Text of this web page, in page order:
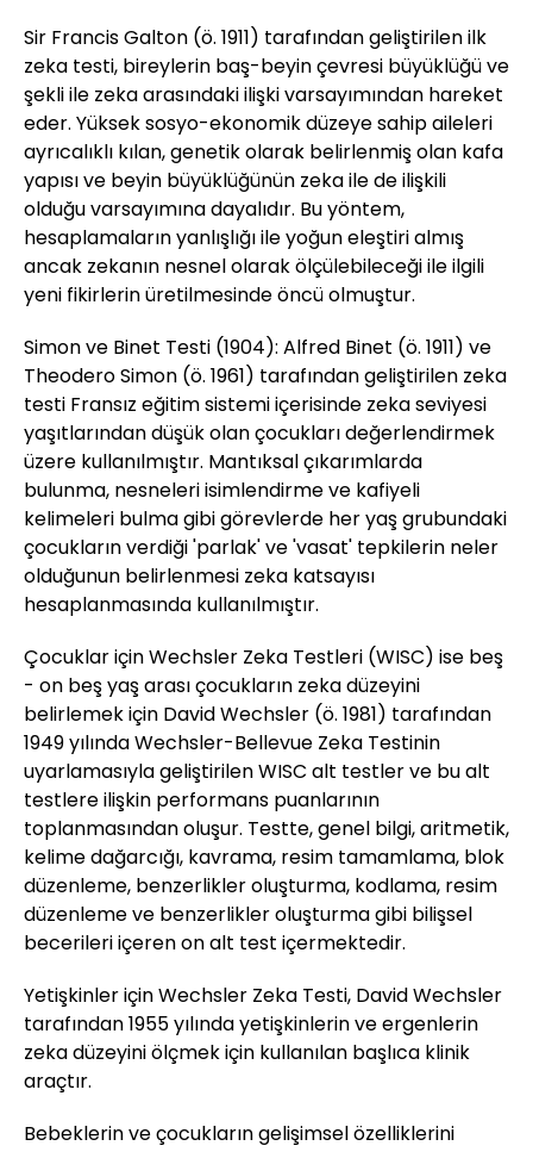
Sir Francis Galton (ö. 1911) tarafından geliştirilen ilk
zeka testi, bireylerin baş-beyin çevresi büyüklüğü ve
şekli ile zeka arasındaki ilişki varsayımından hareket
eder. Yüksek sosyo-ekonomik düzeye sahip aileleri
ayrıcalıklı kılan, genetik olarak belirlenmiş olan kafa
yapısı ve beyin büyüklüğünün zeka ile de ilişkili
olduğu varsayımına dayalıdır. Bu yöntem,
hesaplamaların yanlışlığı ile yoğun eleştiri almış
ancak zekanın nesnel olarak ölçülebileceği ile ilgili
yeni fikirlerin üretilmesinde öncü olmuştur.
Simon ve Binet Testi (1904): Alfred Binet (ö. 1911) ve
Theodero Simon (ö. 1961) tarafından geliştirilen zeka
testi Fransız eğitim sistemi içerisinde zeka seviyesi
yaşıtlarından düşük olan çocukları değerlendirmek
üzere kullanılmıştır. Mantıksal çıkarımlarda
bulunma, nesneleri isimlendirme ve kafiyeli
kelimeleri bulma gibi görevlerde her yaş grubundaki
çocukların verdiği 'parlak' ve 'vasat' tepkilerin neler
olduğunun belirlenmesi zeka katsayısı
hesaplanmasında kullanılmıştır.
Çocuklar için Wechsler Zeka Testleri (WISC) ise beş
- on beş yaş arası çocukların zeka düzeyini
belirlemek için David Wechsler (ö. 1981) tarafından
1949 yılında Wechsler-Bellevue Zeka Testinin
uyarlamasıyla geliştirilen WISC alt testler ve bu alt
testlere ilişkin performans puanlarının
toplanmasından oluşur. Testte, genel bilgi, aritmetik,
kelime dağarcığı, kavrama, resim tamamlama, blok
düzenleme, benzerlikler oluşturma, kodlama, resim
düzenleme ve benzerlikler oluşturma gibi bilişsel
becerileri içeren on alt test içermektedir.
Yetişkinler için Wechsler Zeka Testi, David Wechsler
tarafından 1955 yılında yetişkinlerin ve ergenlerin
zeka düzeyini ölçmek için kullanılan başlıca klinik
araçtır.
Bebeklerin ve çocukların gelişimsel özelliklerini